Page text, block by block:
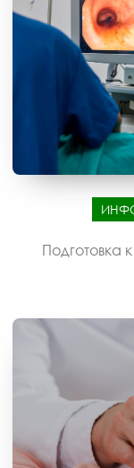
Подготовка